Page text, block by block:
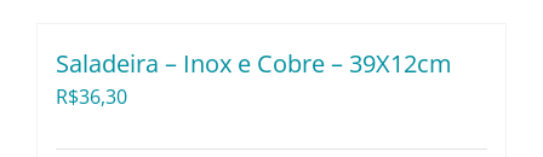
Saladeira – Inox e Cobre – 39X12cm
R$36,30